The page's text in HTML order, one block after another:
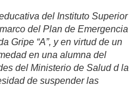
del Instituto Superior
del Plan de Emergencia
Gripe “A”, y en virtud de un
en una alumna del
del Ministerio de Salud d la
de suspender las